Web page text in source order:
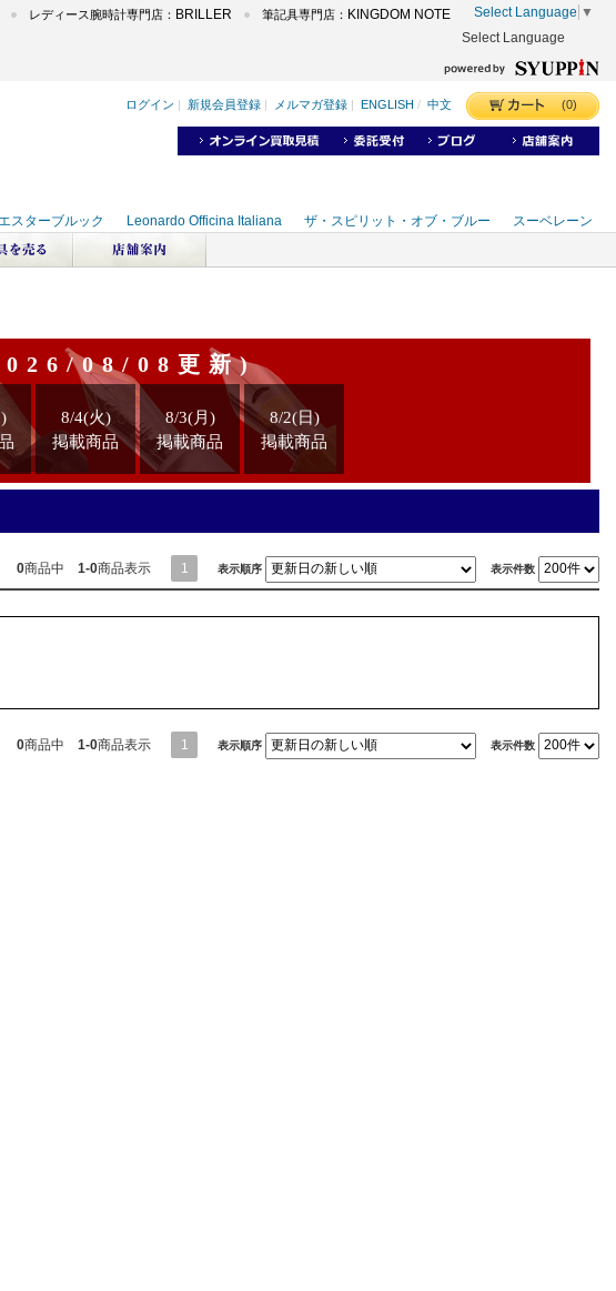
レディース腕時計専門店： BRILLER 筆記具専門店： KINGDOM NOTE Select Language ▼
Select Language
0商品中 1-0商品表示 1 表示順序 表示件数
0商品中 1-0商品表示 1 表示順序 表示件数